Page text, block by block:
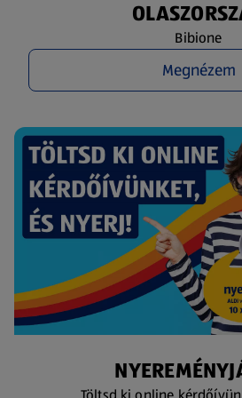
Bibione
Megnézem